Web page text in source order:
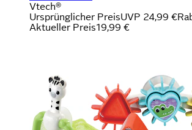
Vtech®
Ursprünglicher PreisUVP 24,99 €
Aktueller Preis19,99 €